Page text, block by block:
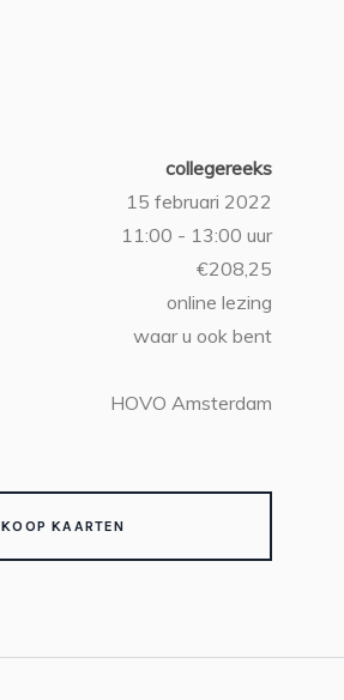
collegereeks
15 februari 2022
11:00 - 13:00 uur
€208,25
online lezing
waar u ook bent
HOVO Amsterdam
KOOP KAARTEN